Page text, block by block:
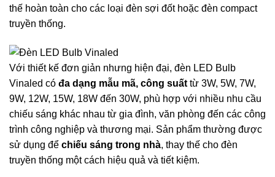
thế hoàn toàn cho các loại đèn sợi đốt hoặc đèn compact
truyền thống.
Với thiết kế đơn giản nhưng hiện đại, đèn LED Bulb
Vinaled có đa dạng mẫu mã, công suất từ 3W, 5W, 7W,
9W, 12W, 15W, 18W đến 30W, phù hợp với nhiều nhu cầu
chiếu sáng khác nhau từ gia đình, văn phòng đến các công
trình công nghiệp và thương mại. Sản phẩm thường được
sử dụng để chiếu sáng trong nhà, thay thế cho đèn
truyền thống một cách hiệu quả và tiết kiệm.